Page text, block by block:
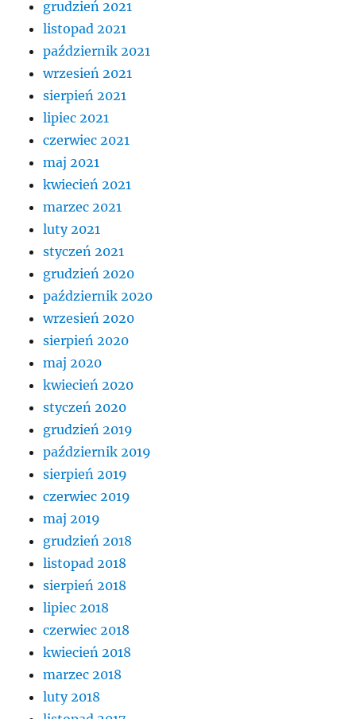
grudzień 2021
listopad 2021
październik 2021
wrzesień 2021
sierpień 2021
lipiec 2021
czerwiec 2021
maj 2021
kwiecień 2021
marzec 2021
luty 2021
styczeń 2021
grudzień 2020
październik 2020
wrzesień 2020
sierpień 2020
maj 2020
kwiecień 2020
styczeń 2020
grudzień 2019
październik 2019
sierpień 2019
czerwiec 2019
maj 2019
grudzień 2018
listopad 2018
sierpień 2018
lipiec 2018
czerwiec 2018
kwiecień 2018
marzec 2018
luty 2018